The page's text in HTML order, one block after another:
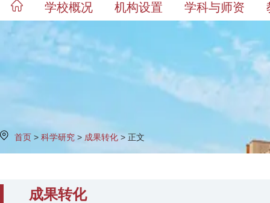
学校概况 机构设置 学科与师资
首页 > 科学研究 > 成果转化 > 正文
成果转化